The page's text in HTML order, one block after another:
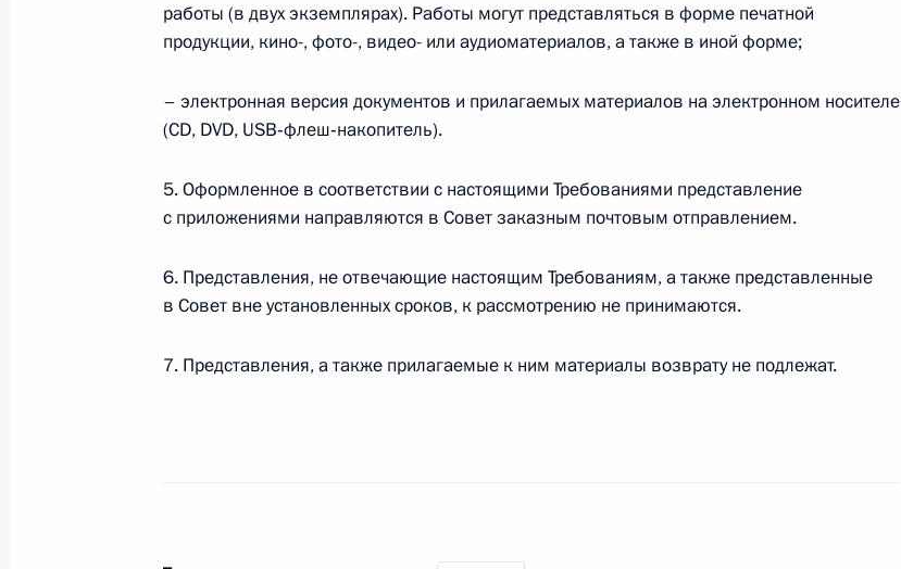
по направлению «Культура»
5 августа 2020 года, 16:30
Указ о национальных целях развития России до 2030 года
21 июля 2020 года, 11:25
Подписан закон о ратификации российско-сербского
работы (в двух экземплярах). Работы могут представляться в форме печатной
продукции, кино-, фото-, видео- или аудиоматериалов, а также в иной форме;
– электронная версия документов и прилагаемых материалов на электронном носителе
(CD, DVD, USB‑флеш‑накопитель).
5. Оформленное в соответствии с настоящими Требованиями представление
с приложениями направляются в Совет заказным почтовым отправлением.
6. Представления, не отвечающие настоящим Требованиям, а также представленные
в Совет вне установленных сроков, к рассмотрению не принимаются.
7. Представления, а также прилагаемые к ним материалы возврату не подлежат.